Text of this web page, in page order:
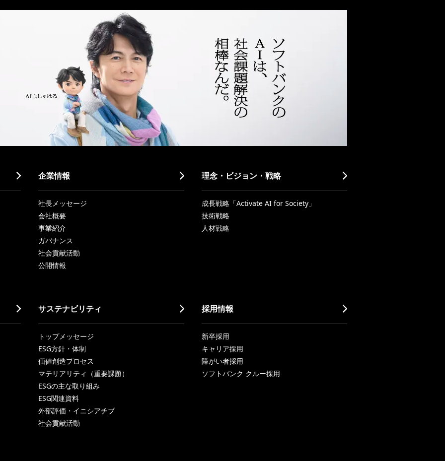
企業情報
社長メッセージ
会社概要
事業紹介
ガバナンス
社会貢献活動
公開情報
理念・ビジョン・戦略
成長戦略「Activate AI for Society」
技術戦略
人材戦略
サステナビリティ
トップメッセージ
ESG方針・体制
価値創造プロセス
マテリアリティ（重要課題）
ESGの主な取り組み
ESG関連資料
外部評価・イニシアチブ
社会貢献活動
採用情報
新卒採用
キャリア採用
障がい者採用
ソフトバンク クルー採用